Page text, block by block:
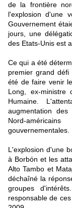
de la frontière
l'explosion d'une
Gouvernement
jours, une
des Etats-Unis est
Ce qui a été
premier grand
été de faire venir
Long, ex-ministre
Humaine.
augmentation
Nord-
gouvernementales.
L'explosion d'une
à Borbón et les
Alto Tambo et
déchaîné la
groupes
responsable de